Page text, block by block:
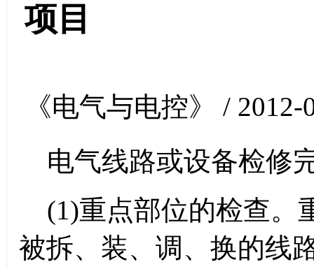
项目
《电气与电控》 / 2012-
电气线路或设备检修
(1)重点部位的检查。
被拆、装、调、换的线